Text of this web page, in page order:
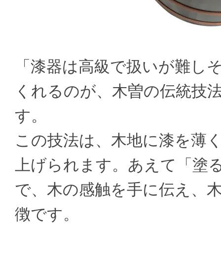
「漆器は高級で扱いが難
くれるのが、木曽の伝統技
す。
この技法は、木地に漆を薄
上げられます。あえて「塗
で、木の感触を手に伝え、
徴です。